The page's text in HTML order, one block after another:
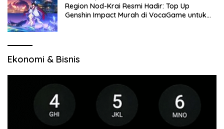
Region Nod-Krai Resmi Hadir: Top Up
Genshin Impact Murah di VocaGame untuk
Ekonomi & Bisnis